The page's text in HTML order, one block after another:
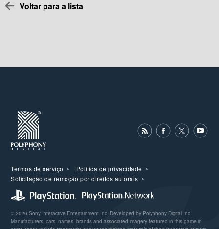
Voltar para a lista
Termos de serviço
Política de privacidade
Solicitação de remoção por direitos autorais
© 2026 Sony Interactive Entertainment Inc. Developed by Polyphony Digital Inc.
Manufacturers, cars, names, brands and associated imagery featured in this game in